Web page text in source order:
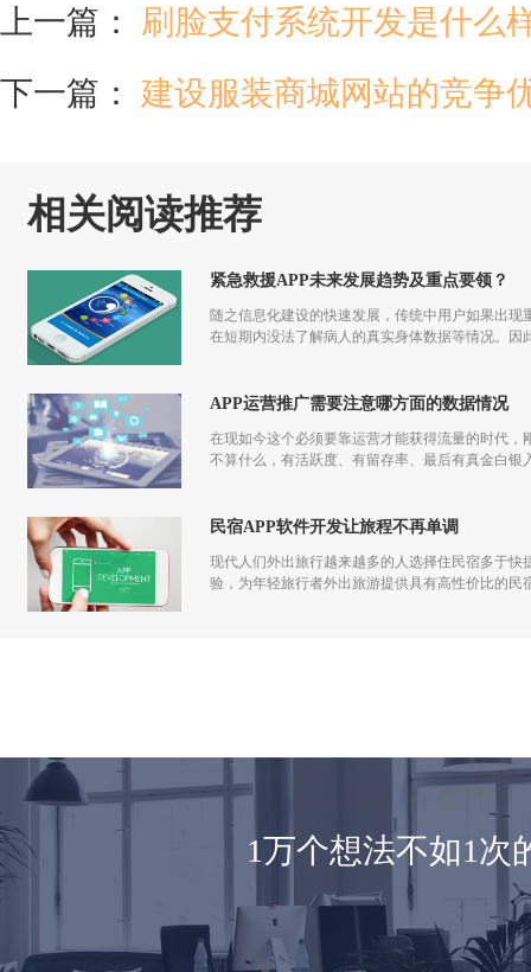
上一篇： 刷脸支付系统开发是什么
下一篇： 建设服装商城网站的竞争
相关阅读推荐
紧急救援APP未来发展趋势及重点要领？
随之信息化建设的快速发展，传统中用户如果出
在短期内没法了解病人的真实身体数据等情况。
APP运营推广需要注意哪方面的数据情况
在现如今这个必须要靠运营才能获得流量的时代
不算什么，有活跃度、有留存率、最后有真金白
民宿APP软件开发让旅程不再单调
现代人们外出旅行越来越多的人选择住民宿多于快
验，为年轻旅行者外出旅游提供具有高性价比的民
1万个想法不如1次